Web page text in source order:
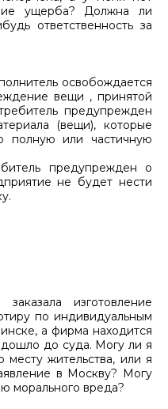
ущерба? Должна ли
ответственность за
освобождается
вещи , принятой
предупрежден
(вещи), которые
полную или частичную
предупрежден о
не будет нести
изготовление
по индивидуальным
а фирма находится
до суда. Могу ли я
месту жительства, или я
в Москву? Могу
морального вреда?